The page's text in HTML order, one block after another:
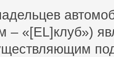
– «[EL]клуб»)